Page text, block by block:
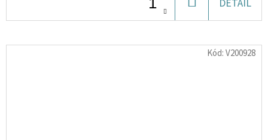
KOŠÍKU
DETAIL
Kód:V200928